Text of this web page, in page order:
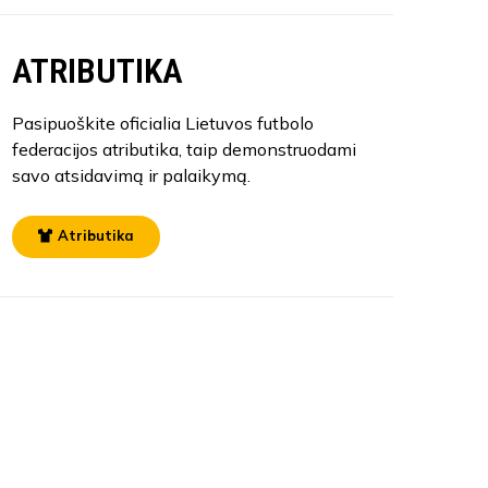
ATRIBUTIKA
Pasipuoškite oficialia Lietuvos futbolo
federacijos atributika, taip demonstruodami
savo atsidavimą ir palaikymą.
Atributika